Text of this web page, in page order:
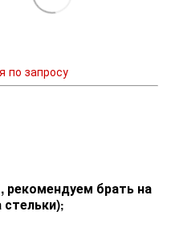
по запросу
брать на
;